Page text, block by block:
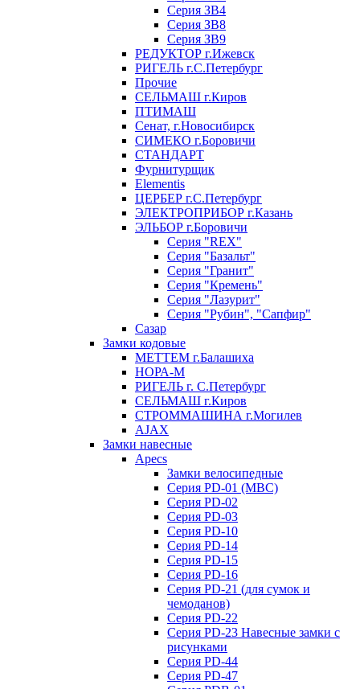
Серия ЗВ4
Серия ЗВ8
Серия ЗВ9
РЕДУКТОР г.Ижевск
РИГЕЛЬ г.С.Петербург
Прочие
СЕЛЬМАШ г.Киров
ПТИМАШ
Сенат, г.Новосибирск
СИМЕКО г.Боровичи
СТАНДАРТ
Фурнитурщик
Elementis
ЦЕРБЕР г.С.Петербург
ЭЛЕКТРОПРИБОР г.Казань
ЭЛЬБОР г.Боровичи
Серия "REX"
Серия "Базальт"
Серия "Гранит"
Серия "Кремень"
Серия "Лазурит"
Серия "Рубин", "Сапфир"
Сазар
Замки кодовые
МЕТТЕМ г.Балашиха
НОРА-М
РИГЕЛЬ г. С.Петербург
СЕЛЬМАШ г.Киров
СТРОММАШИНА г.Могилев
AJAX
Замки навесные
Apecs
Замки велосипедные
Серия PD-01 (МВС)
Серия PD-02
Серия PD-03
Серия PD-10
Серия PD-14
Серия PD-15
Серия PD-16
Серия PD-21 (для сумок и
чемоданов)
Серия PD-22
Серия PD-23 Навесные замки с
рисунками
Серия PD-44
Серия PD-47